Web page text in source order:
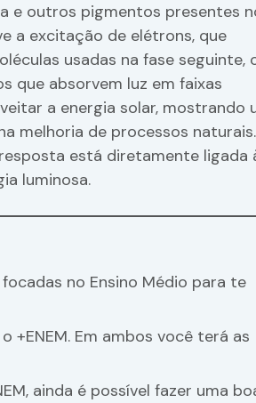
e outros pigmentos presentes
a excitação de elétrons, que
usadas na fase seguinte,
que absorvem luz em faixas
a energia solar, mostrando
melhoria de processos
está diretamente ligada
luminosa.
no Ensino Médio para te
Em ambos você terá as
ainda é possível fazer uma